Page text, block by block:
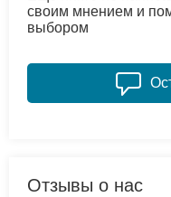
своим мнением и
выбором
Отзывы о нас